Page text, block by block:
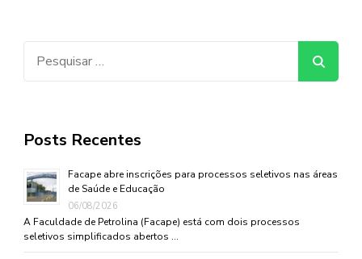
Posts Recentes
Facape abre inscrições para processos seletivos nas áreas
de Saúde e Educação
06/08/2026
A Faculdade de Petrolina (Facape) está com dois processos
seletivos simplificados abertos …